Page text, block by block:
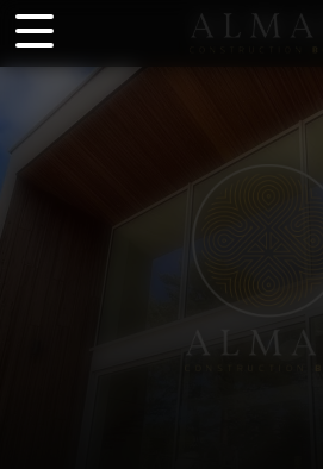
Panneau de gestion des cookies